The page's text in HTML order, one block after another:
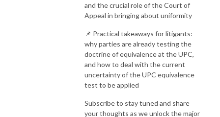
and the crucial role of the Court of
Appeal in bringing about uniformity
📌 Practical takeaways for litigants:
why parties are already testing the
doctrine of equivalence at the UPC,
and how to deal with the current
uncertainty of the UPC equivalence
test to be applied
Subscribe to stay tuned and share
your thoughts as we unlock the major